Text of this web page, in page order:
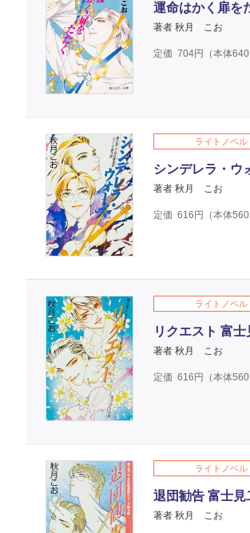
運命はかく扉を
著者 秋月 こお
定価 704円（本体640
ライトノベル
シンデレラ・ウ
著者 秋月 こお
定価 616円（本体560
ライトノベル
リクエスト 富
著者 秋月 こお
定価 616円（本体560
ライトノベル
退団勧告 富士
著者 秋月 こお